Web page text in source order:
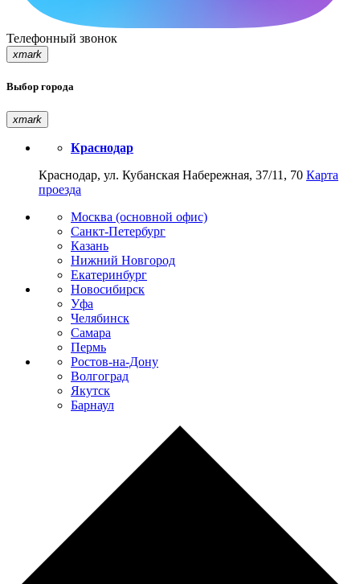
Телефонный звонок
xmark
Выбор города
xmark
Краснодар
Краснодар, ул. Кубанская Набережная, 37/11, 70 Карта
проезда
Москва (основной офис)
Санкт-Петербург
Казань
Нижний Новгород
Екатеринбург
Новосибирск
Уфа
Челябинск
Самара
Пермь
Ростов-на-Дону
Волгоград
Якутск
Барнаул